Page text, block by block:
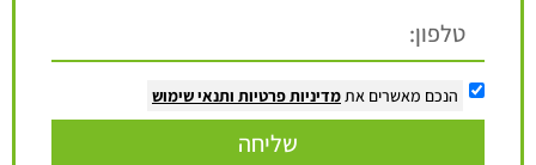
הנכם מאשרים את מדיניות פרטיות ותנאי שימוש
שליחה